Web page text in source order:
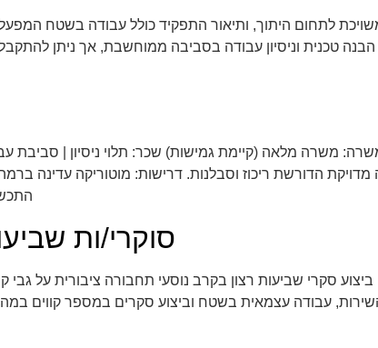
לתחום היתוך, ותיאור התפקיד כולל עבודה בשטח
טכנית וניסיון עבודה בסביבה ממוחשבת, אך ניתן
משרה מלאה (קיימת גמישות) שכר: תלוי ניסיון |
מדויקת הדורשת ריכוז וסבלנות. דרישות: מוטוריקה עדינה
סוקרי/ות
סקרי שביעות רצון בקרב נוסעי תחבורה ציבורית על גבי